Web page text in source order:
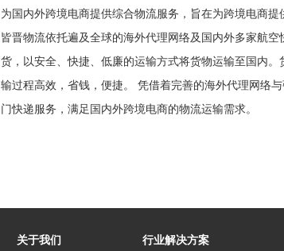
为国内外跨境电商提供综合物流服务，旨在为跨境电商
皆晋物流依托遍及全球的海外代理网络及国内外多家航
货，以安全、快捷、低廉的运输方式将货物运输至国内
输过程高效，省钱，便捷。 凭借着完善的海外代理网络
门快递服务，满足国内外跨境电商的物流运输需求。
关于我们 行业解决方案